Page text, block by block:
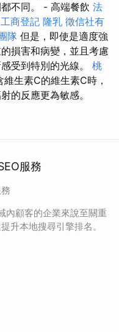
不同。 - 高端餐飲 法
工商登記 隆乳 徵信社有
隊 但是，即使是適度強
損害和病變，並且考慮
受到特別的光線。 桃
生素C的維生素C時，
的反應更為敏感。
服務
內顧客的企業來說至關重
升本地搜尋引擎排名。